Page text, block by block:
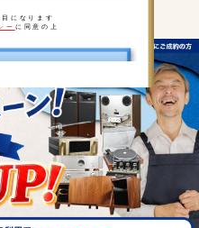
になります
ー に同意の上